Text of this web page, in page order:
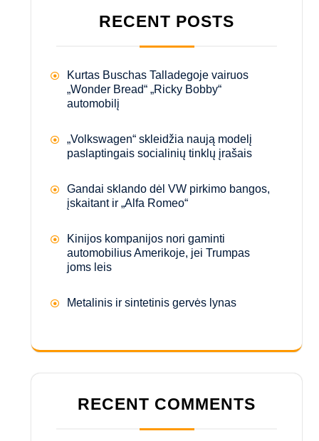
RECENT POSTS
Kurtas Buschas Talladegoje vairuos
„Wonder Bread“ „Ricky Bobby“
automobilį
„Volkswagen“ skleidžia naują modelį
paslaptingais socialinių tinklų įrašais
Gandai sklando dėl VW pirkimo bangos,
įskaitant ir „Alfa Romeo“
Kinijos kompanijos nori gaminti
automobilius Amerikoje, jei Trumpas
joms leis
Metalinis ir sintetinis gervės lynas
RECENT COMMENTS